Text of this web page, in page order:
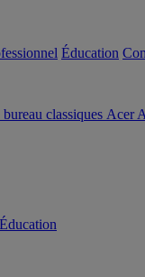
Éducation
classiques Acer
Éducation